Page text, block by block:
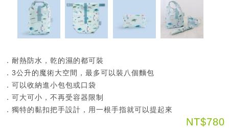
．耐熱防水，乾的濕的都可裝
．3公升的魔術大空間，最多可以裝八個麵包
．可以收納進小包包或口袋
．可大可小，不再受容器限制
．獨特的黏扣把手設計，用一根手指就可以提起來
NT$780